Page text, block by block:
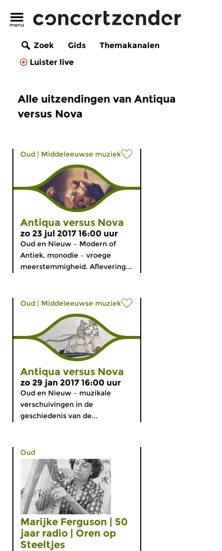
Zoek Gids
Themakanalen
Luister live
Alle uitzendingen van Antiqua
versus Nova
Oud | Middeleeuwse muziek
Antiqua versus Nova
zo 23 jul 2017 16:00 uur
Oud en Nieuw – Modern of
Antiek, monodie – vroege
meerstemmigheid. Aflevering...
Oud | Middeleeuwse muziek
Antiqua versus Nova
zo 29 jan 2017 16:00 uur
Oud en Nieuw – muzikale
verschuivingen in de
geschiedenis van de...
Oud
Marijke Ferguson | 50
jaar radio | Oren op
Steeltjes